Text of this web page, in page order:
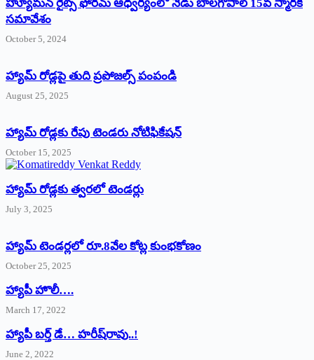
హ్యూమన్‌ రైట్స్‌ ఫోరమ్‌ ఆధ్వర్యంలో నేడు బాలగోపాల్‌ 15వ స్మారక
సమావేశం
October 5, 2024
హ్యామ్‌ రోడ్లపై తుది ప్రపోజల్స్‌ పంపండి
August 25, 2025
హ్యామ్‌ రోడ్లకు రేపు టెండరు నోటిఫికేషన్‌
October 15, 2025
హ్యామ్‌ రోడ్లకు త్వరలో టెండర్లు
July 3, 2025
హ్యామ్‌ ‌టెండర్లలో రూ.8వేల కోట్ల కుంభకోణం
October 25, 2025
హ్యాపీ హొలీ….
March 17, 2022
హ్యాపీ బర్త్ ‌డే… హరీష్‌రావు..!
June 2, 2022